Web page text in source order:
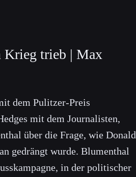
Krieg trieb | Max
dem Pulitzer-Preis
mit dem Journalisten,
über die Frage, wie Donald
gedrängt wurde. Blumenthal
in der politischer